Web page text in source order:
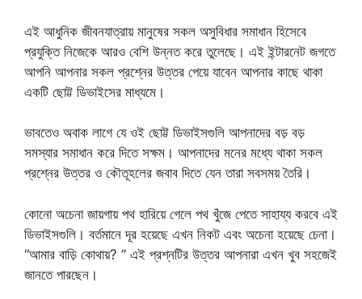
এই আধুনিক জীবনযাত্রায় মানুষের সকল অসুবিধার সমাধান হিসেবে
প্রযুক্তি নিজেকে আরও বেশি উন্নত করে তুলেছে। এই ইন্টারনেট জগতে
আপনি আপনার সকল প্রশ্নের উত্তর পেয়ে যাবেন আপনার কাছে থাকা
একটি ছোট্ট ডিভাইসের মাধ্যমে।
ভাবতেও অবাক লাগে যে ওই ছোট্ট ডিভাইসগুলি আপনাদের বড় বড়
সমস্যার সমাধান করে দিতে সক্ষম। আপনাদের মনের মধ্যে থাকা সকল
প্রশ্নের উত্তর ও কৌতূহলের জবাব দিতে যেন তারা সবসময় তৈরি।
কোনো অচেনা জায়গায় পথ হারিয়ে গেলে পথ খুঁজে পেতে সাহায্য করবে এই
ডিভাইসগুলি। বর্তমানে দূর হয়েছে এখন নিকট এবং অচেনা হয়েছে চেনা।
“আমার বাড়ি কোথায়? ” এই প্রশ্নটির উত্তর আপনারা এখন খুব সহজেই
জানতে পারছেন।